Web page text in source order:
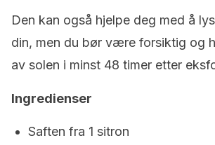
Den kan også hjelpe deg med å
din, men du bør være forsiktig og
av solen i minst 48 timer etter
Ingredienser
Saften fra 1 sitron